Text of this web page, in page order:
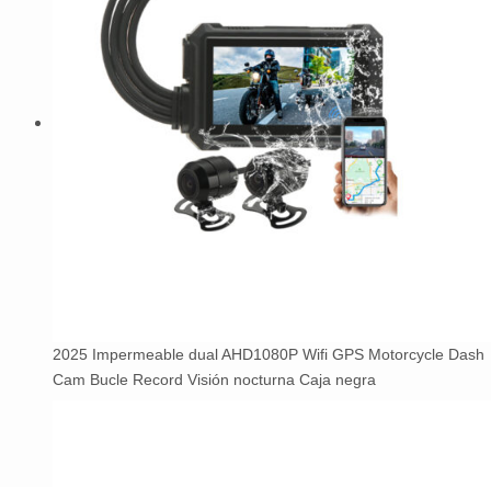
2025 Impermeable dual AHD1080P Wifi GPS Motorcycle Dash
Cam Bucle Record Visión nocturna Caja negra